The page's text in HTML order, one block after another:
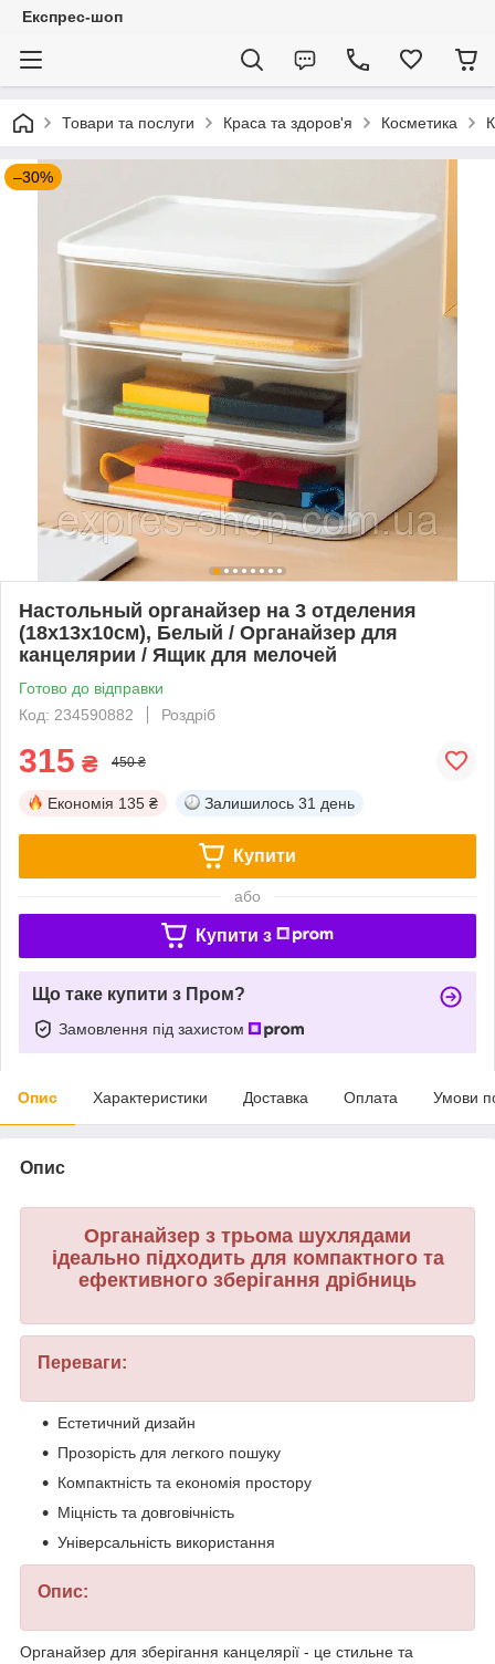
Експрес-шоп
Товари та послуги Краса та здоров'я Косметика
–30%
Настольный органайзер на 3 отделения
(18х13х10см), Белый / Органайзер для
канцелярии / Ящик для мелочей
Готово до відправки
Код: 234590882
Роздріб
315 ₴ 450 ₴
Економія 135 ₴ Залишилось 31 день
Купити
або
Купити з
Що таке купити з Пром?
Замовлення під захистом
Опис Характеристики Доставка Оплата Умови
Опис
Органайзер з трьома шухлядами
ідеально підходить для компактного та
ефективного зберігання дрібниць
Переваги:
Естетичний дизайн
Прозорість для легкого пошуку
Компактність та економія простору
Міцність та довговічність
Універсальність використання
Опис:
Органайзер для зберігання канцелярії - це стильне та